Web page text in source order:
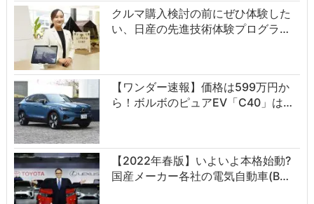
クルマ購入検討の前にぜひ体験した
い、日産の先進技術体験プログラ…
【ワンダー速報】価格は599万円か
ら！ボルボのピュアEV「C40」は…
【2022年春版】いよいよ本格始動?
国産メーカー各社の電気自動車(B…